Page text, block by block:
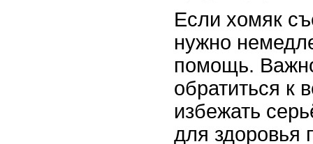
Если хомяк
нужно
помощь.
обратиться к
избежать
для здоровья